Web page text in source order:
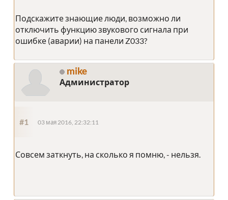
Подскажите знающие люди, возможно ли
отключить функцию звукового сигнала при
ошибке (аварии) на панели Z033?
mike
Администратор
#1 03 мая 2016, 22:32:11
Совсем заткнуть, на сколько я помню, - нельзя.